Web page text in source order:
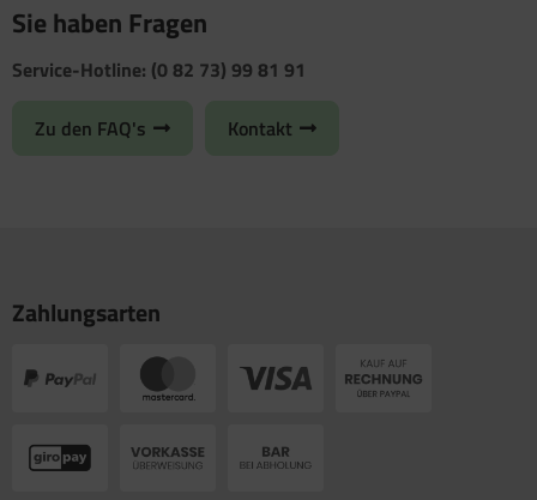
Sie haben Fragen
Service-Hotline: (0 82 73) 99 81 91
Zu den FAQ's Kontakt
Zahlungsarten